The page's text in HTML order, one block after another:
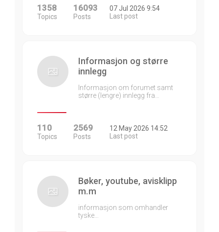
1358
Topics
16093
Posts
07 Jul 2026 9:54
Last post
Informasjon og større
innlegg
Informasjon om forumet samt
større (lengre) innlegg fra…
110
Topics
2569
Posts
12 May 2026 14:52
Last post
Bøker, youtube, avisklipp
m.m
informasjon som omhandler
tyske…